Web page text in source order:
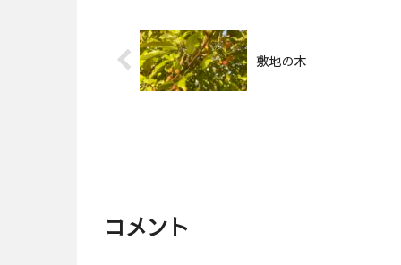
敷地の木
コメント